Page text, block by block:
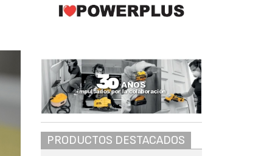
PRODUCTOS DESTACADOS